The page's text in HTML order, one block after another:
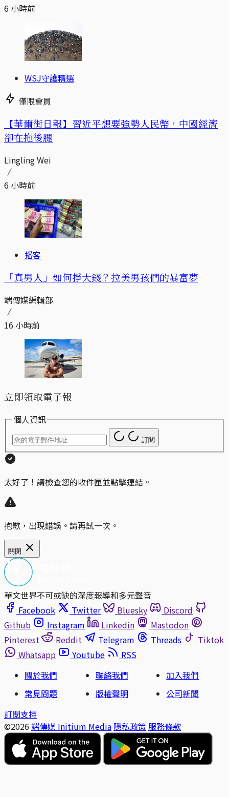
6 小時前
WSJ守護精選
僅限會員
【華爾街日報】習近平想要強勢人民幣，中國經濟
卻在拖後腿
Lingling Wei
6 小時前
播客
「真男人」如何掙大錢？拉美男孩們的暴富夢
端傳媒編輯部
16 小時前
立即領取電子報
個人資訊
訂閱
太好了！請檢查您的收件匣並點擊連結。
抱歉，出現錯誤。請再試一次。
關閉
華文世界不可或缺的深度報導和多元聲音
Facebook
Twitter Bluesky
Discord
Github
Instagram Linkedin
Mastodon
Pinterest
Reddit Telegram Threads
Tiktok
Whatsapp
Youtube
RSS
關於我們
聯絡我們
加入我們
常見問題
版權聲明
公司新聞
訂閱支持
©2026 端傳媒 Initium Media 隱私政策 服務條款